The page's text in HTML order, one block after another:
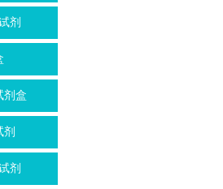
剂
剂盒
剂
剂